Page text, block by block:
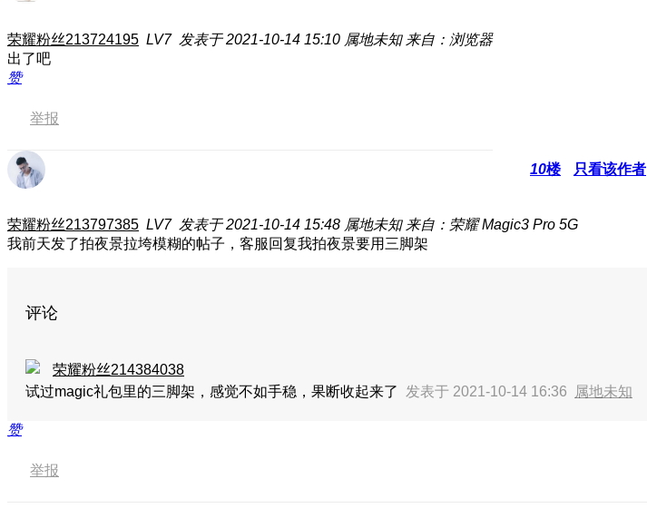
荣耀粉丝213724195 LV7 发表于 2021-10-14 15:10 属地未知 来自：浏览器
出了吧
赞
举报
10楼 只看该作者
荣耀粉丝213797385 LV7 发表于 2021-10-14 15:48 属地未知 来自：荣耀 Magic3 Pro 5G
我前天发了拍夜景拉垮模糊的帖子，客服回复我拍夜景要用三脚架
评论
荣耀粉丝214384038
试过magic礼包里的三脚架，感觉不如手稳，果断收起来了 发表于 2021-10-14 16:36 属地未知
赞
举报